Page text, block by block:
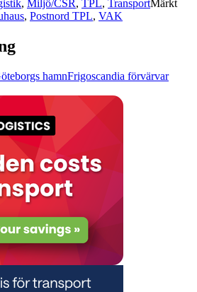
, Miljö/CSR, TPL, TransportMärkt
, Postnord TPL, VAK
hamnFrigoscandia förvärvar